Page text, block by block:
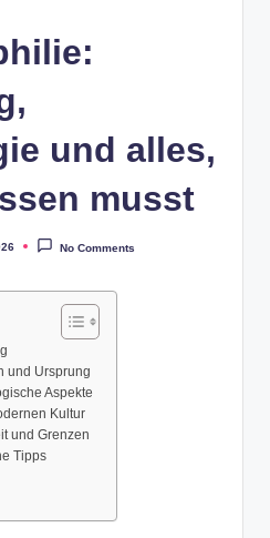
und alles,
musst
No Comments
und Ursprung
Aspekte
Kultur
und Grenzen
Tipps